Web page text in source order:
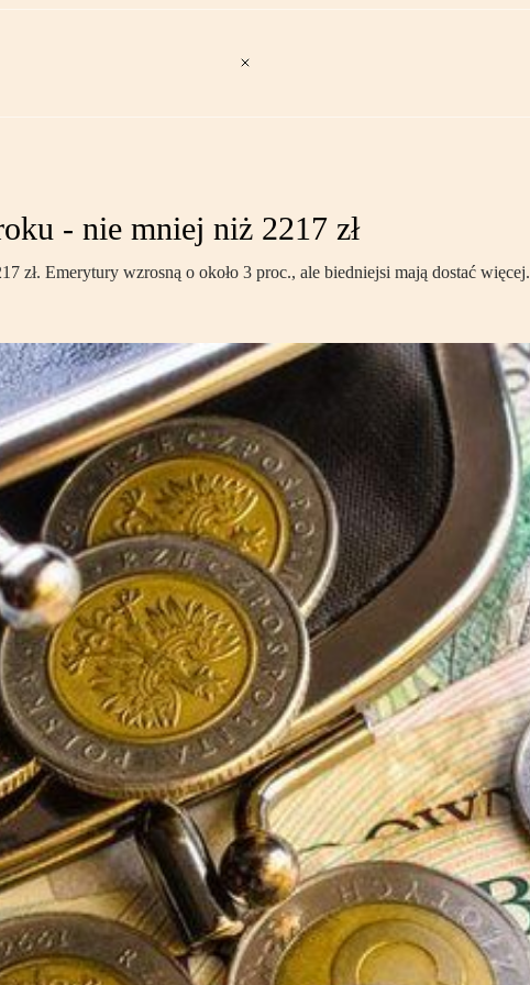
- nie mniej niż 2217 zł
Emerytury wzrosną o około 3 proc., ale biedniejsi mają dostać więcej.